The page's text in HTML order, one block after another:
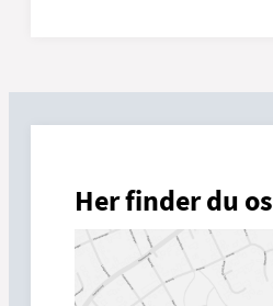
Her finder du os